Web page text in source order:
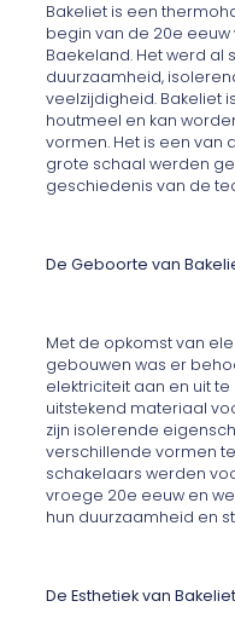
Bakeliet is een
begin van de 20e eeuw
Baekeland. Het werd al
duurzaamheid,
veelzijdigheid. Bakeliet
houtmeel en kan
vormen. Het is een van
grote schaal werden
geschiedenis van de
De Geboorte van
Met de opkomst van
gebouwen was er
elektriciteit aan en uit
uitstekend materiaal
zijn isolerende
verschillende vormen
schakelaars werden
vroege 20e eeuw en
hun duurzaamheid en
De Esthetiek van